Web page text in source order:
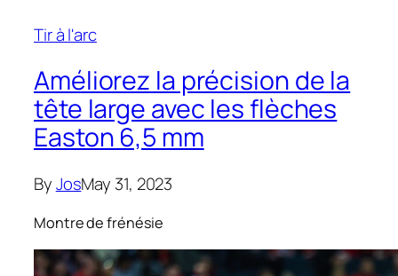
Tir à l'arc
Améliorez la précision de la
tête large avec les flèches
Easton 6,5 mm
ByJosMay 31, 2023
Montre de frénésie